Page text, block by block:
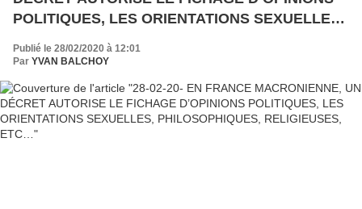
POLITIQUES, LES ORIENTATIONS SEXUELLES,
PHILOSOPHIQUES, RELIGIEUSES, ETC…
Publié le 28/02/2020 à 12:01
Par YVAN BALCHOY